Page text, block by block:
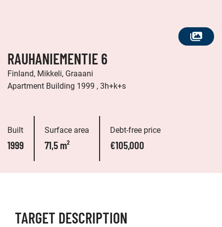
SEE
RAUHANIEMENTIE 6
Finland, Mikkeli, Graaani
Apartment Building 1999 , 3h+k+s
Built
1999
Surface area
71,5 m²
Debt-free price
€105,000
TARGET DESCRIPTION